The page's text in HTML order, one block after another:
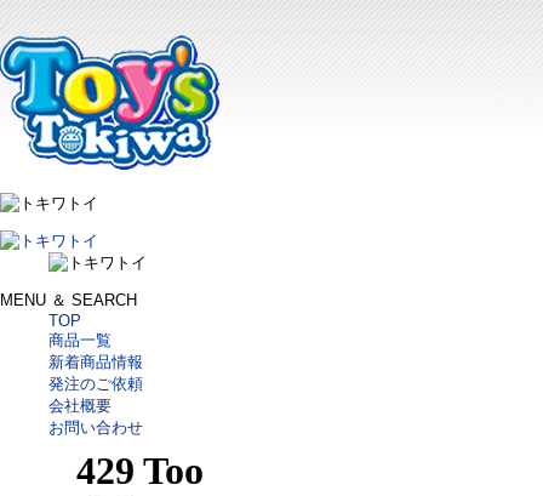
MENU ＆ SEARCH
TOP
商品一覧
新着商品情報
発注のご依頼
会社概要
お問い合わせ